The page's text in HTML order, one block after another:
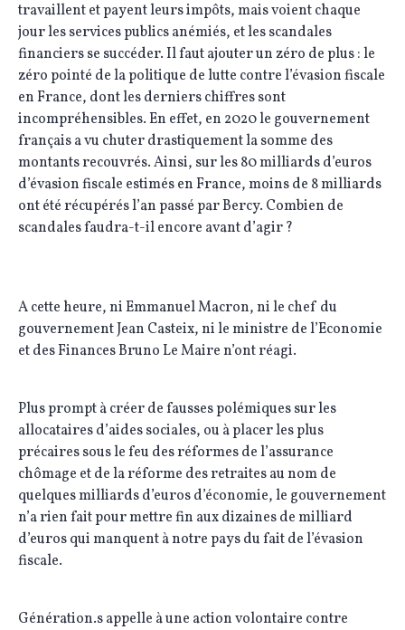
travaillent et payent leurs impôts, mais voient chaque
jour les services publics anémiés, et les scandales
financiers se succéder. Il faut ajouter un zéro de plus : le
zéro pointé de la politique de lutte contre l’évasion fiscale
en France, dont les derniers chiffres sont
incompréhensibles. En effet, en 2020 le gouvernement
français a vu chuter drastiquement la somme des
montants recouvrés. Ainsi, sur les 80 milliards d’euros
d’évasion fiscale estimés en France, moins de 8 milliards
ont été récupérés l’an passé par Bercy. Combien de
scandales faudra-t-il encore avant d’agir ?
A cette heure, ni Emmanuel Macron, ni le chef du
gouvernement Jean Casteix, ni le ministre de l’Economie
et des Finances Bruno Le Maire n’ont réagi.
Plus prompt à créer de fausses polémiques sur les
allocataires d’aides sociales, ou à placer les plus
précaires sous le feu des réformes de l’assurance
chômage et de la réforme des retraites au nom de
quelques milliards d’euros d’économie, le gouvernement
n’a rien fait pour mettre fin aux dizaines de milliard
d’euros qui manquent à notre pays du fait de l’évasion
fiscale.
Génération.s appelle à une action volontaire contre